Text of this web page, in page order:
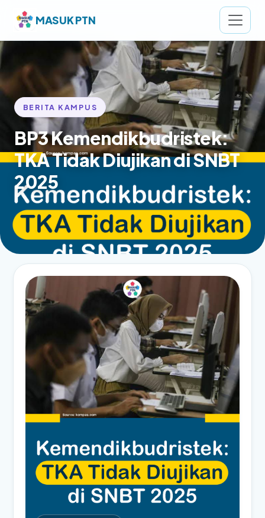
MASUK PTN
BERITA KAMPUS
BP3 Kemendikbudristek:
TKA Tidak Diujikan di SNBT
2025